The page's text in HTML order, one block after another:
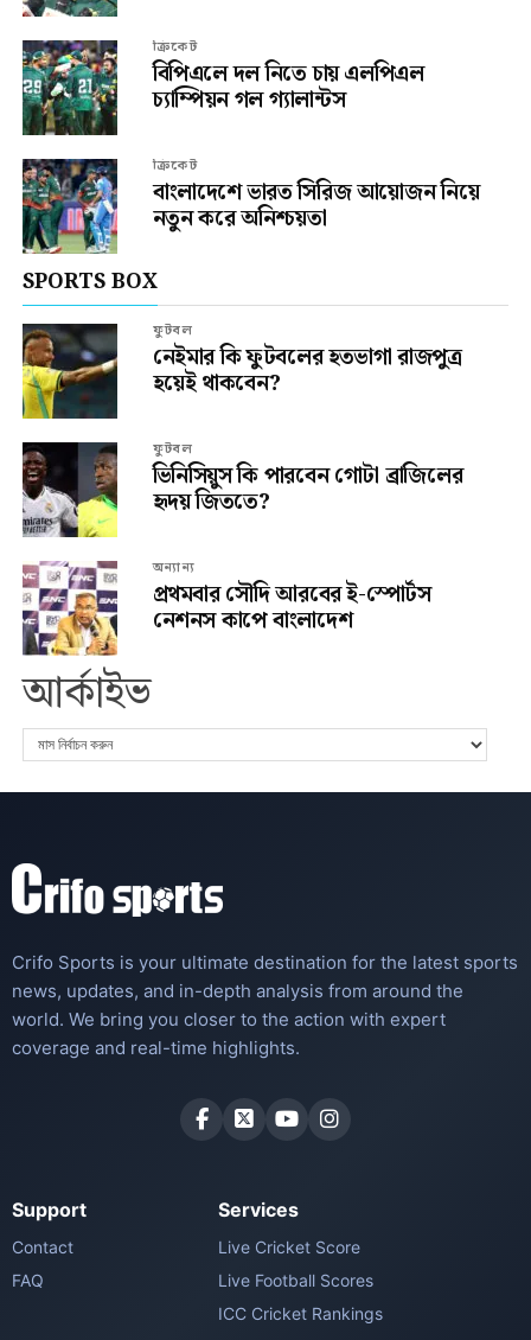
ক্রিকেট
বিপিএলে দল নিতে চায় এলপিএল
চ্যাম্পিয়ন গল গ্যালান্টস
ক্রিকেট
বাংলাদেশে ভারত সিরিজ আয়োজন নিয়ে
নতুন করে অনিশ্চয়তা
SPORTS BOX
ফুটবল
নেইমার কি ফুটবলের হতভাগা রাজপুত্র
হয়েই থাকবেন?
ফুটবল
ভিনিসিয়ুস কি পারবেন গোটা ব্রাজিলের
হৃদয় জিততে?
অন্যান্য
প্রথমবার সৌদি আরবের ই-স্পোর্টস
নেশনস কাপে বাংলাদেশ
আর্কাইভ
Crifo Sports is your ultimate destination for the latest sports
news, updates, and in-depth analysis from around the
world. We bring you closer to the action with expert
coverage and real-time highlights.
Support
Contact
FAQ
Services
Live Cricket Score
Live Football Scores
ICC Cricket Rankings